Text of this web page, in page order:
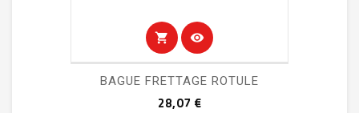
shopping_cart visibility
BAGUE FRETTAGE ROTULE
28,07 €Prix